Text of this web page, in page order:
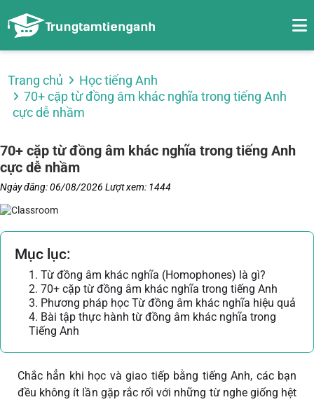
Trang chủ
Học tiếng Anh
70+ cặp từ đồng âm khác nghĩa trong tiếng Anh
cực dễ nhầm
70+ cặp từ đồng âm khác nghĩa trong tiếng Anh
cực dễ nhầm
Ngày đăng: 06/08/2026 Lượt xem: 1444
Mục lục:
1. Từ đồng âm khác nghĩa (Homophones) là gì?
2. 70+ cặp từ đồng âm khác nghĩa trong tiếng Anh
3. Phương pháp học Từ đồng âm khác nghĩa hiệu quả
4. Bài tập thực hành từ đồng âm khác nghĩa trong
Tiếng Anh
Chắc hẳn khi học và giao tiếp bằng tiếng Anh, các bạn
đều không ít lần gặp rắc rối với những từ nghe giống hệt